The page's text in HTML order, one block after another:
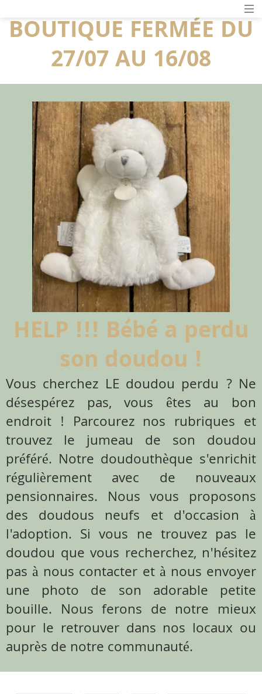
BOUTIQUE FERMÉE DU
27/07 AU 16/08
HELP !!! Bébé a perdu
son doudou !
Vous cherchez LE doudou perdu ? Ne
désespérez pas, vous êtes au bon
endroit ! Parcourez nos rubriques et
trouvez le jumeau de son doudou
préféré. Notre doudouthèque s'enrichit
régulièrement avec de nouveaux
pensionnaires. Nous vous proposons
des doudous neufs et d'occasion à
l'adoption. Si vous ne trouvez pas le
doudou que vous recherchez, n'hésitez
pas à nous contacter et à nous envoyer
une photo de son adorable petite
bouille. Nous ferons de notre mieux
pour le retrouver dans nos locaux ou
auprès de notre communauté.